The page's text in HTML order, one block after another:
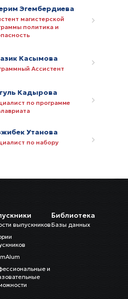
Эгембердиева
магистерской
политика и
Касымова
Ассистент
Кадырова
по программе
Утанова
по набору
международного
Калтарбекова
междунардного
Мукамбетова
выпускников
и
Библиотека
Базы данных